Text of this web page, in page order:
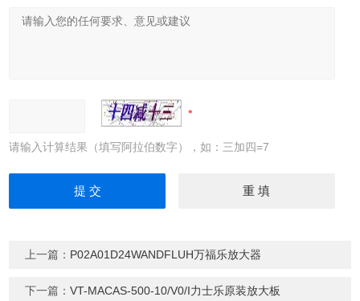
请输入计算结果（填写阿拉伯数字），如：三加四=7
上一篇： P02A01D24WANDFLUH万福乐放大器
下一篇：VT-MACAS-500-10/V0/I力士乐原装放大板